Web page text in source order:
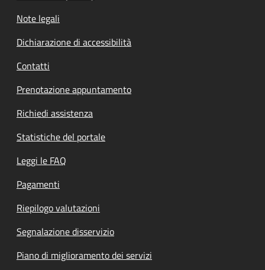
Note legali
Dichiarazione di accessibilità
Contatti
Prenotazione appuntamento
Richiedi assistenza
Statistiche del portale
Leggi le FAQ
Pagamenti
Riepilogo valutazioni
Segnalazione disservizio
Piano di miglioramento dei servizi